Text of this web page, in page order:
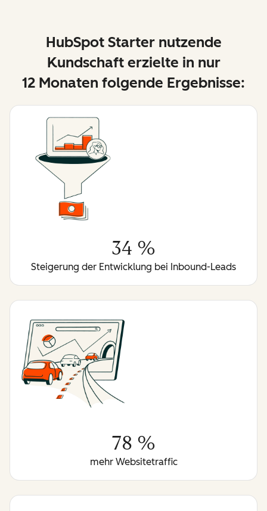
HubSpot Starter nutzende
Kundschaft erzielte in nur
12 Monaten folgende Ergebnisse:
34 %
Steigerung der Entwicklung bei Inbound-Leads
78 %
mehr Websitetraffic